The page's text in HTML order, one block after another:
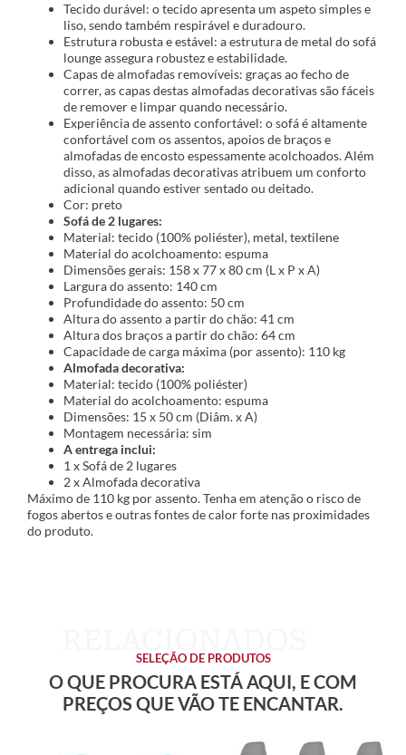
Tecido durável: o tecido apresenta um aspeto simples e
liso, sendo também respirável e duradouro.
Estrutura robusta e estável: a estrutura de metal do sofá
lounge assegura robustez e estabilidade.
Capas de almofadas removíveis: graças ao fecho de
correr, as capas destas almofadas decorativas são fáceis
de remover e limpar quando necessário.
Experiência de assento confortável: o sofá é altamente
confortável com os assentos, apoios de braços e
almofadas de encosto espessamente acolchoados. Além
disso, as almofadas decorativas atribuem um conforto
adicional quando estiver sentado ou deitado.
Cor: preto
Sofá de 2 lugares:
Material: tecido (100% poliéster), metal, textilene
Material do acolchoamento: espuma
Dimensões gerais: 158 x 77 x 80 cm (L x P x A)
Largura do assento: 140 cm
Profundidade do assento: 50 cm
Altura do assento a partir do chão: 41 cm
Altura dos braços a partir do chão: 64 cm
Capacidade de carga máxima (por assento): 110 kg
Almofada decorativa:
Material: tecido (100% poliéster)
Material do acolchoamento: espuma
Dimensões: 15 x 50 cm (Diâm. x A)
Montagem necessária: sim
A entrega inclui:
1 x Sofá de 2 lugares
2 x Almofada decorativa
Máximo de 110 kg por assento. Tenha em atenção o risco de
fogos abertos e outras fontes de calor forte nas proximidades
do produto.
SELEÇÃO DE PRODUTOS
O QUE PROCURA ESTÁ AQUI, E COM
PREÇOS QUE VÃO TE ENCANTAR.